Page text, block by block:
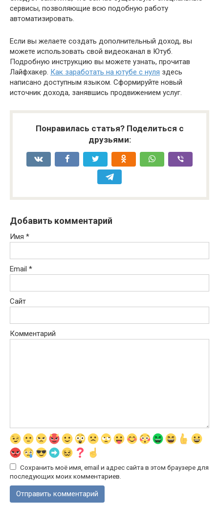
сервисы, позволяющие всю подобную работу
автоматизировать.
Если вы желаете создать дополнительный доход, вы
можете использовать свой видеоканал в Ютуб.
Подробную инструкцию вы можете узнать, прочитав
Лайфхакер. Как заработать на ютубе с нуля здесь
написано доступным языком. Сформируйте новый
источник дохода, занявшись продвижением услуг.
Понравилась статья? Поделиться с
друзьями:
Добавить комментарий
Имя *
Email *
Сайт
Комментарий
Сохранить моё имя, email и адрес сайта в этом браузере для
последующих моих комментариев.